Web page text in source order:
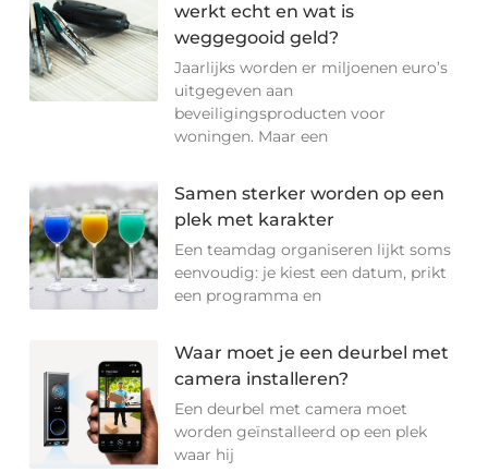
werkt echt en wat is
weggegooid geld?
Jaarlijks worden er miljoenen euro’s
uitgegeven aan
beveiligingsproducten voor
woningen. Maar een
Samen sterker worden op een
plek met karakter
Een teamdag organiseren lijkt soms
eenvoudig: je kiest een datum, prikt
een programma en
Waar moet je een deurbel met
camera installeren?
Een deurbel met camera moet
worden geïnstalleerd op een plek
waar hij